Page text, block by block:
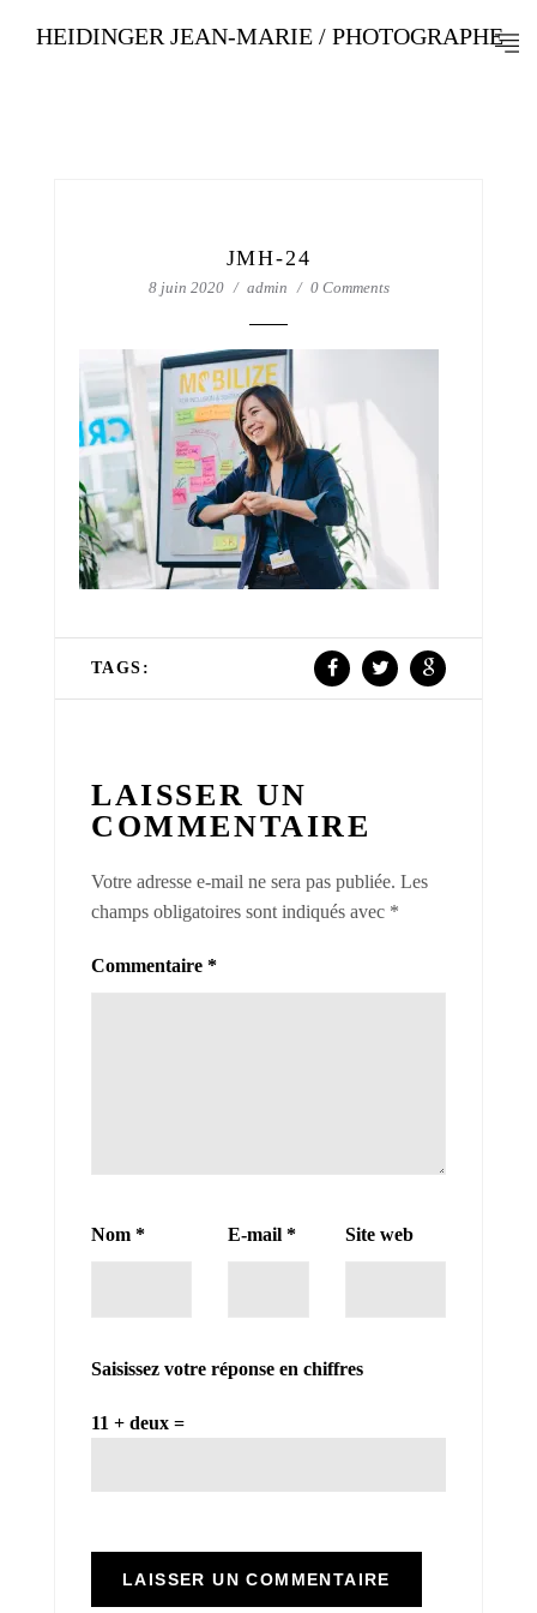
HEIDINGER JEAN-MARIE / PHOTOGRAPHE
JMH-24
8 juin 2020 admin 0 Comments
TAGS:
LAISSER UN
COMMENTAIRE
Votre adresse e-mail ne sera pas publiée. Les
champs obligatoires sont indiqués avec *
Commentaire *
Nom * E-mail * Site web
Saisissez votre réponse en chiffres
11 + deux =